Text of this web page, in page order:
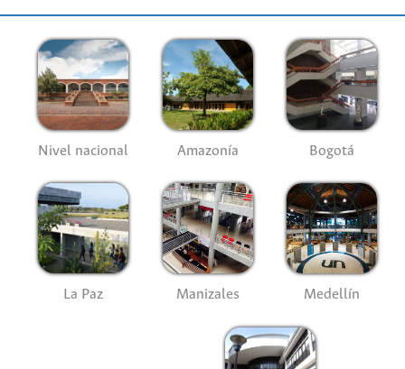
Nivel nacional Amazonía Bogotá
La Paz Manizales Medellín